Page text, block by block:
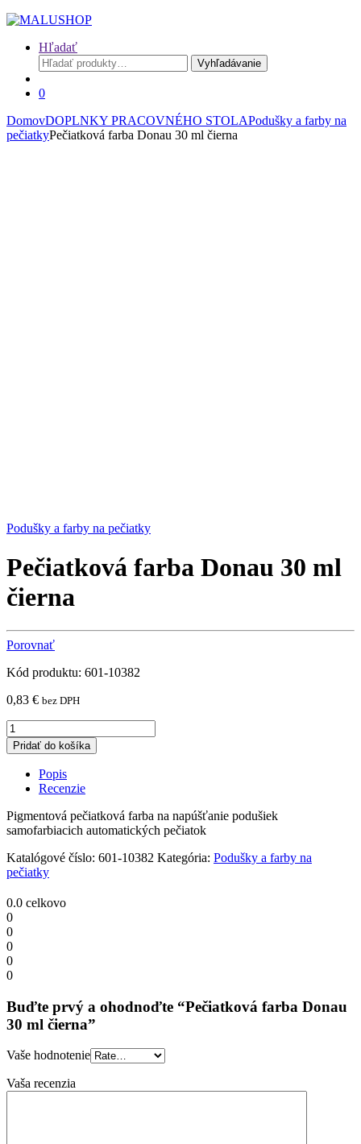
Hľadať
Hľadať:
Vyhľadávanie
0
DomovDOPLNKY PRACOVNÉHO STOLAPodušky a farby na
pečiatkyPečiatková farba Donau 30 ml čierna
Podušky a farby na pečiatky
Pečiatková farba Donau 30 ml
čierna
Porovnať
Kód produktu: 601-10382
0,83 € bez DPH
Pečiatková
farba
Donau
quantity
Pridať do košíka
Popis
Recenzie
Pigmentová pečiatková farba na napúšťanie podušiek
samofarbiacich automatických pečiatok
Katalógové číslo: 601-10382 Kategória: Podušky a farby na
pečiatky
0.0 celkovo
0
0
0
0
0
Buďte prvý a ohodnoďte “Pečiatková farba Donau
30 ml čierna”
Vaše hodnotenie
Vaša recenzia